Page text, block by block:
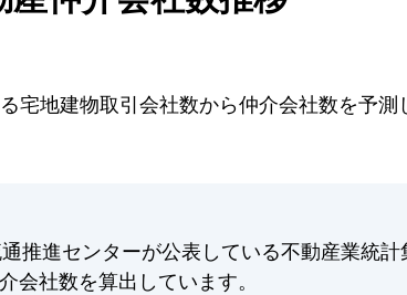
宅地建物取引会社数から仲介会社数を予
推進センターが公表している不動産業統計
会社数を算出しています。